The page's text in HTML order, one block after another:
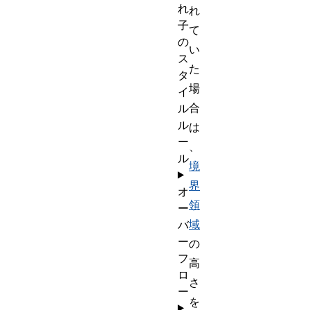
れ
て
い
た
場
合
は
、
境
界
領
域
の
高
さ
を
れ
子
の
ス
タ
イ
ル
ル
ー
ル
オ
ー
バ
ー
フ
ロ
ー